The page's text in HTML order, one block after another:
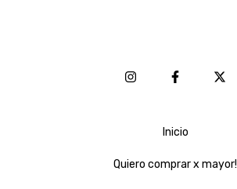
Inicio
Quiero comprar x mayor!